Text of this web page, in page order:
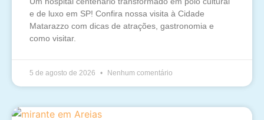
e de luxo em SP! Confira nossa visita à Cidade
Matarazzo com dicas de atrações, gastronomia e
como visitar.
5 de agosto de 2026 Nenhum comentário